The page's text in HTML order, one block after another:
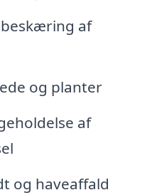
af
og planter
af
og haveaffald